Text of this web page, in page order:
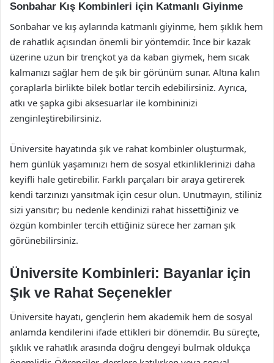
Sonbahar Kış Kombinleri için Katmanlı Giyinme
Sonbahar ve kış aylarında katmanlı giyinme, hem şıklık hem
de rahatlık açısından önemli bir yöntemdir. İnce bir kazak
üzerine uzun bir trençkot ya da kaban giymek, hem sıcak
kalmanızı sağlar hem de şık bir görünüm sunar. Altına kalın
çoraplarla birlikte bilek botlar tercih edebilirsiniz. Ayrıca,
atkı ve şapka gibi aksesuarlar ile kombininizi
zenginleştirebilirsiniz.
Üniversite hayatında şık ve rahat kombinler oluşturmak,
hem günlük yaşamınızı hem de sosyal etkinliklerinizi daha
keyifli hale getirebilir. Farklı parçaları bir araya getirerek
kendi tarzınızı yansıtmak için cesur olun. Unutmayın, stiliniz
sizi yansıtır; bu nedenle kendinizi rahat hissettiğiniz ve
özgün kombinler tercih ettiğiniz sürece her zaman şık
görünebilirsiniz.
Üniversite Kombinleri: Bayanlar için
Şık ve Rahat Seçenekler
Üniversite hayatı, gençlerin hem akademik hem de sosyal
anlamda kendilerini ifade ettikleri bir dönemdir. Bu süreçte,
şıklık ve rahatlık arasında doğru dengeyi bulmak oldukça